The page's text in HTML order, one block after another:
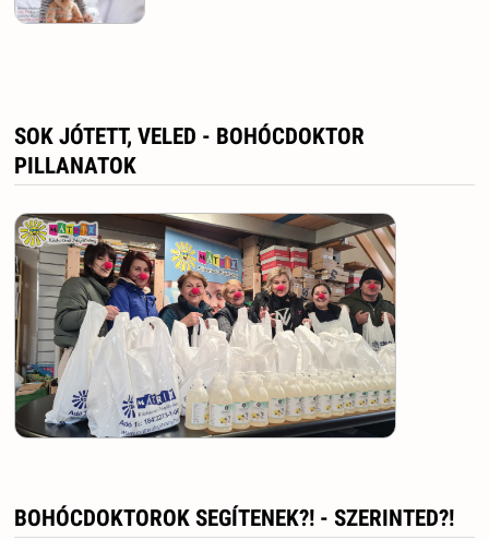
SOK JÓTETT, VELED - BOHÓCDOKTOR
PILLANATOK
BOHÓCDOKTOROK SEGÍTENEK?! - SZERINTED?!